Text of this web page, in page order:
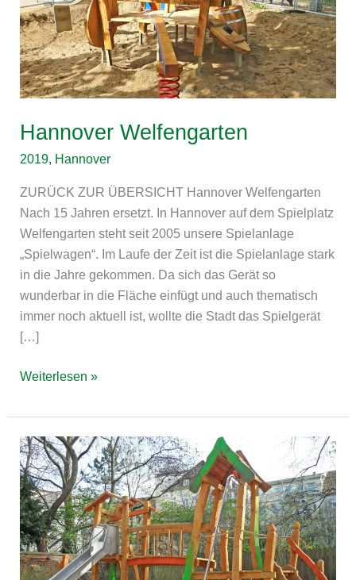
Hannover Welfengarten
2019, Hannover
ZURÜCK ZUR ÜBERSICHT Hannover Welfengarten
Nach 15 Jahren ersetzt. In Hannover auf dem Spielplatz
Welfengarten steht seit 2005 unsere Spielanlage
„Spielwagen“. Im Laufe der Zeit ist die Spielanlage stark
in die Jahre gekommen. Da sich das Gerät so
wunderbar in die Fläche einfügt und auch thematisch
immer noch aktuell ist, wollte die Stadt das Spielgerät
[…]
Weiterlesen »
Hannover
Gartenfriedhof